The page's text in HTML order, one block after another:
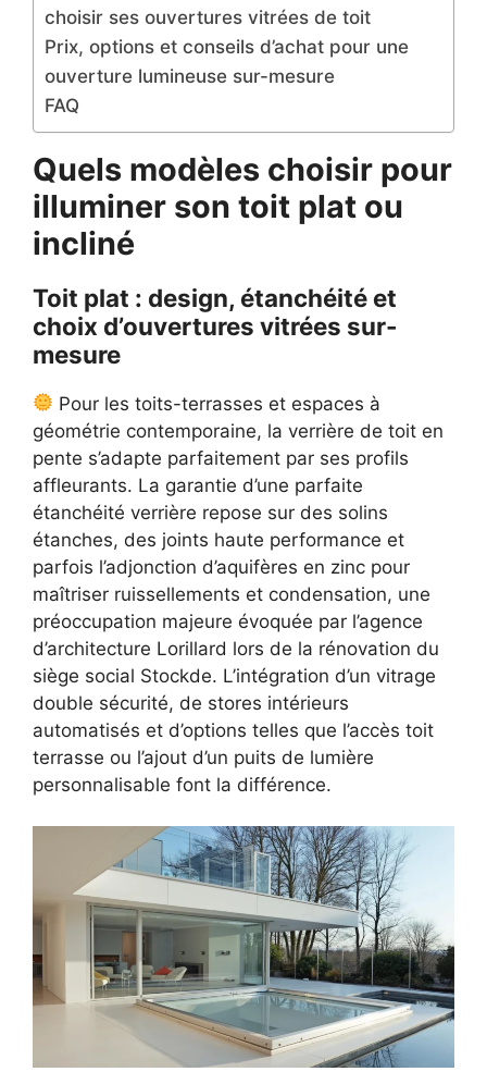
choisir ses ouvertures vitrées de toit
Prix, options et conseils d’achat pour une
ouverture lumineuse sur-mesure
FAQ
Quels modèles choisir pour
illuminer son toit plat ou
incliné
Toit plat : design, étanchéité et
choix d’ouvertures vitrées sur-
mesure
Pour les toits-terrasses et espaces à
géométrie contemporaine, la verrière de toit en
pente s’adapte parfaitement par ses profils
affleurants. La garantie d’une parfaite
étanchéité verrière repose sur des solins
étanches, des joints haute performance et
parfois l’adjonction d’aquifères en zinc pour
maîtriser ruissellements et condensation, une
préoccupation majeure évoquée par l’agence
d’architecture Lorillard lors de la rénovation du
siège social Stockde. L’intégration d’un vitrage
double sécurité, de stores intérieurs
automatisés et d’options telles que l’accès toit
terrasse ou l’ajout d’un puits de lumière
personnalisable font la différence.